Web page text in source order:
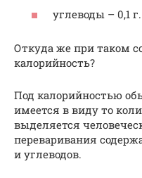
углеводы – 0,1 г.
Откуда же при таком
калорийность?
Под калорийностью
имеется в виду то
выделяется
переваривания
и углеводов.